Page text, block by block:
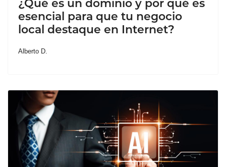
¿Qué es un dominio y por qué es
esencial para que tu negocio
local destaque en Internet?
Alberto D.